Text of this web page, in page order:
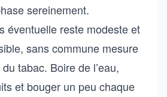
sereinement.
éventuelle reste modeste et
sans commune mesure
tabac. Boire de l’eau,
et bouger un peu chaque